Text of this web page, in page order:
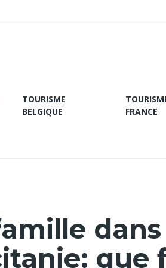
TOURISME
BELGIQUE
FRANCE
que